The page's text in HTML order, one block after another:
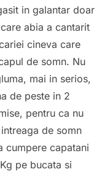
in galantar doar
abia a cantarit
cineva care
de somn. Nu
mai in serios,
de peste in 2
pentru ca nu
de somn
cumpere capatani
pe bucata si